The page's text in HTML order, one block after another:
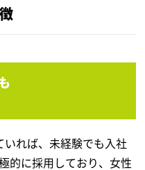
れば、未経験でも入社
的に採用しており、女性